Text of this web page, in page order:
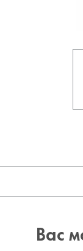
Вас